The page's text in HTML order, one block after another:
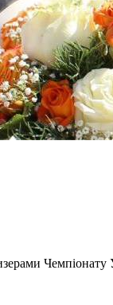
Чемпіонату